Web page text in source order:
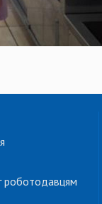
роботодавцям